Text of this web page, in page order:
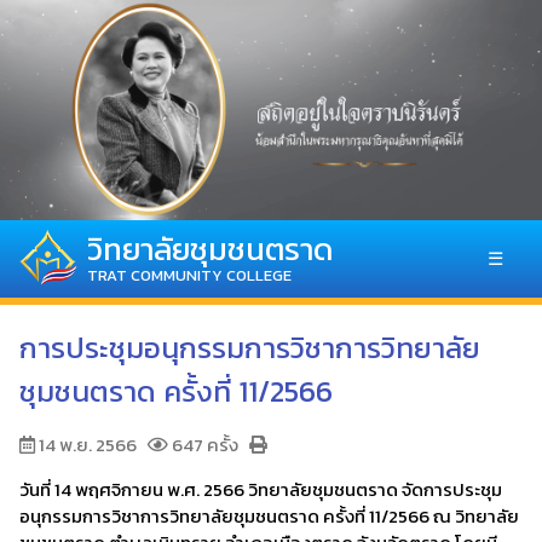
วิทยาลัยชุมชนตราด
TRAT COMMUNITY COLLEGE
☰
การประชุมอนุกรรมการวิชาการวิทยาลัย
ชุมชนตราด ครั้งที่ 11/2566
14 พ.ย. 2566
647 ครั้ง
วันที่ 14 พฤศจิกายน พ.ศ. 2566 วิทยาลัยชุมชนตราด จัดการประชุม
อนุกรรมการวิชาการวิทยาลัยชุมชนตราด ครั้งที่ 11/2566 ณ วิทยาลัย